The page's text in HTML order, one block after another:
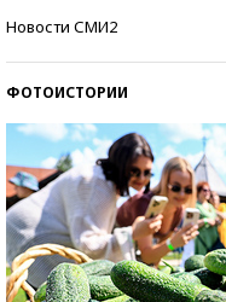
Новости СМИ2
ФОТОИСТОРИИ